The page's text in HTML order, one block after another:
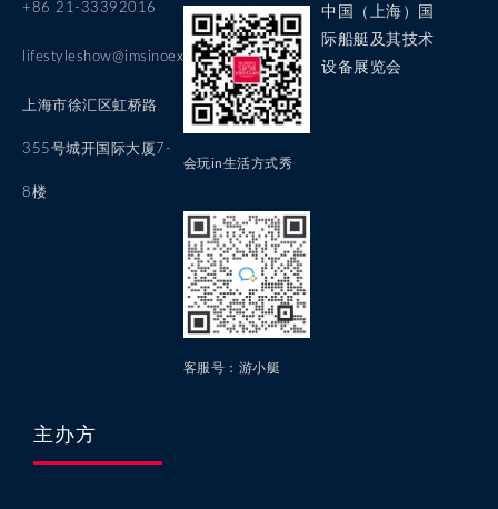
+86 21-33392016
lifestyleshow@imsinoexpo.com
上海市徐汇区虹桥路
355号城开国际大厦7-
8楼
会玩in生活方式秀
客服号：游小艇
中国（上海）国
际船艇及其技术
设备展览会
主办方